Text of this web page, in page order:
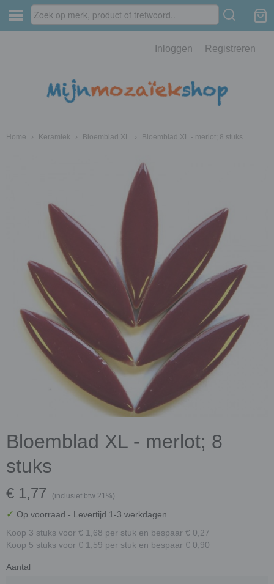
Inloggen Registreren
Home › Keramiek › Bloemblad XL › Bloemblad XL - merlot; 8 stuks
Bloemblad XL - merlot; 8
stuks
€ 1,77 (inclusief btw 21%)
✓ Op voorraad - Levertijd 1-3 werkdagen
Koop 3 stuks voor € 1,68 per stuk en bespaar € 0,27
Koop 5 stuks voor € 1,59 per stuk en bespaar € 0,90
Aantal